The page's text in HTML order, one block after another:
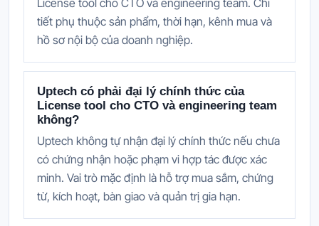
License tool cho CTO và engineering team. Chi
tiết phụ thuộc sản phẩm, thời hạn, kênh mua và
hồ sơ nội bộ của doanh nghiệp.
Uptech có phải đại lý chính thức của
License tool cho CTO và engineering team
không?
Uptech không tự nhận đại lý chính thức nếu chưa
có chứng nhận hoặc phạm vi hợp tác được xác
minh. Vai trò mặc định là hỗ trợ mua sắm, chứng
từ, kích hoạt, bàn giao và quản trị gia hạn.